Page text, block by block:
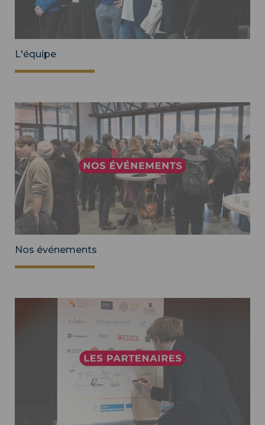
L'équipe
Nos événements